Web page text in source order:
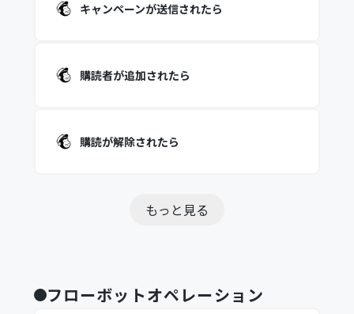
キャンペーンが送信されたら
購読者が追加されたら
購読が解除されたら
もっと見る
フローボットオペレーション